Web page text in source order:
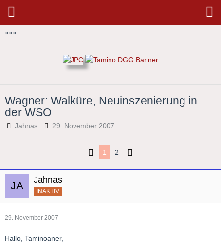
»»»
Wagner: Walküre, Neuinszenierung in
der WSO
Jahnas 29. November 2007
1 2
Jahnas
INAKTIV
29. November 2007
Hallo, Taminoaner,